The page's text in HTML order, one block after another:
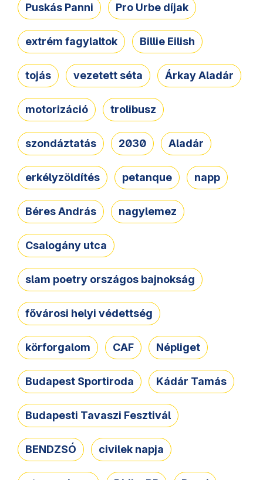
Puskás Panni Pro Urbe díjak
extrém fagylaltok Billie Eilish
tojás vezetett séta Árkay Aladár
motorizáció trolibusz
szondáztatás 2030 Aladár
erkélyzöldítés petanque napp
Béres András nagylemez
Csalogány utca
slam poetry országos bajnokság
fővárosi helyi védettség
körforgalom CAF Népliget
Budapest Sportiroda Kádár Tamás
Budapesti Tavaszi Fesztivál
BENDZSÓ civilek napja